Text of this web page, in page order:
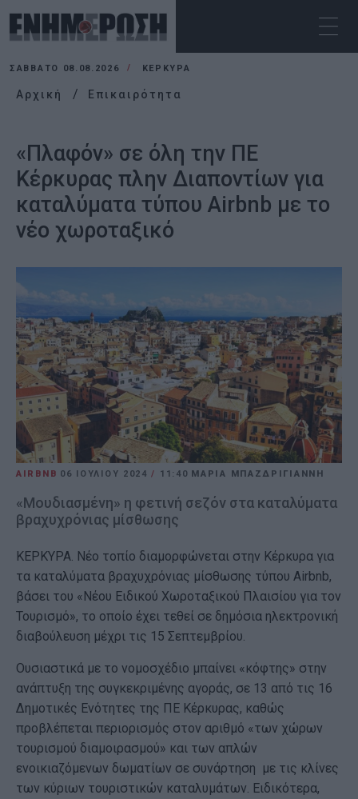
ΣΆΒΒΑΤΟ 08.08.2026 ΚΕΡΚΥΡΑ
Αρχική Επικαιρότητα
«Πλαφόν» σε όλη την ΠΕ
Κέρκυρας πλην Διαποντίων για
καταλύματα τύπου Airbnb με το
νέο χωροταξικό
AIRBNB 06 ΙΟΥΛΊΟΥ 2024/ 11:40 ΜΑΡΙΑ ΜΠΑΖΔΡΙΓΙΑΝΝΗ
«Μουδιασμένη» η φετινή σεζόν στα καταλύματα
βραχυχρόνιας μίσθωσης
ΚΕΡΚΥΡΑ. Νέο τοπίο διαμορφώνεται στην Κέρκυρα για
τα καταλύματα βραχυχρόνιας μίσθωσης τύπου Airbnb,
βάσει του «Νέου Ειδικού Χωροταξικού Πλαισίου για τον
Τουρισμό», το οποίο έχει τεθεί σε δημόσια ηλεκτρονική
διαβούλευση μέχρι τις 15 Σεπτεμβρίου.
Ουσιαστικά με το νομοσχέδιο μπαίνει «κόφτης» στην
ανάπτυξη της συγκεκριμένης αγοράς, σε 13 από τις 16
Δημοτικές Ενότητες της ΠΕ Κέρκυρας, καθώς
προβλέπεται περιορισμός στον αριθμό «των χώρων
τουρισμού διαμοιρασμού» και των απλών
ενοικιαζόμενων δωματίων σε συνάρτηση με τις κλίνες
των κύριων τουριστικών καταλυμάτων. Ειδικότερα,